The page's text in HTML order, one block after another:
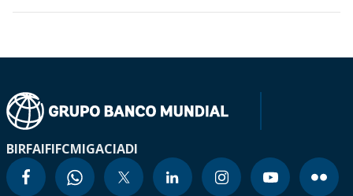
BIRFAIFIFCMIGACIADI